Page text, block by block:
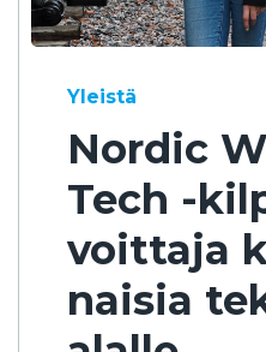
Yleistä
Nordic
Tech -
voittaja
naisia